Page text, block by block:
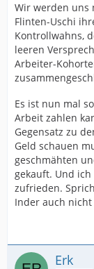
Wir werden uns
Flinten-Uschi
Kontrollwahns,
leeren
Arbeiter-
Es ist nun mal
Arbeit zahlen
Gegensatz zu
Geld schauen
geschmähten
gekauft. Und
zufrieden.
Inder auch
Erk